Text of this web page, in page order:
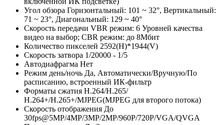
Угол обзора Горизонтальный: 101 ~ 32°, Вертикальный:
71 ~ 23°, Диагональный: 129 ~ 40°
Скорость передачи VBR режим: 6 Уровней качества
видео на выбор; CBR режим: до 8Мбит
Количество пикселей 2592(H)*1944(V)
Скорость затвора 1/20000 - 1/5
Автодиафрагма Нет
Режим день/ночь Да, Автоматически/Вручную/По
расписанию, встроенный ИК-фильтр
Форматы сжатия Н.264/H.265/
Н.264+/H.265+/MJPEG(MJPEG для второго потока)
Скорость отображения До
30fps@5MP/4MP/3MP/2MP/960P/720P/VGA/QVGA